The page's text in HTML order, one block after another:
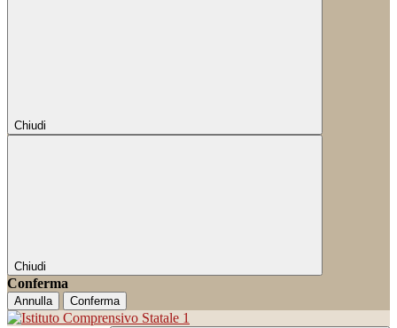
Chiudi
Chiudi
Conferma
Annulla Conferma